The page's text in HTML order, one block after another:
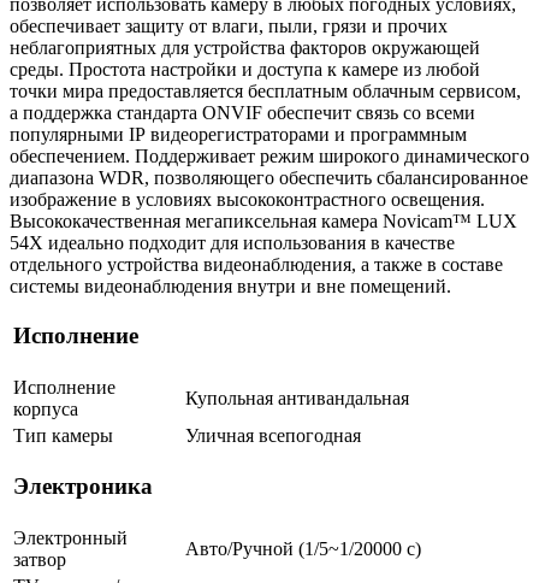
обеспечивает защиту от влаги, пыли, грязи и прочих
неблагоприятных для устройства факторов окружающей
среды. Простота настройки и доступа к камере из любой
точки мира предоставляется бесплатным облачным сервисом,
а поддержка стандарта ONVIF обеспечит связь со всеми
популярными IР видеорегистраторами и программным
обеспечением. Поддерживает режим широкого динамического
диапазона WDR, позволяющего обеспечить сбалансированное
изображение в условиях высококонтрастного освещения.
Высококачественная мегапиксельная камера Novicam™ LUX
54Х идеально подходит для использования в качестве
отдельного устройства видеонаблюдения, а также в составе
системы видеонаблюдения внутри и вне помещений.
Исполнение
Исполнение
корпуса
Купольная антивандальная
Тип камеры
Уличная всепогодная
Электроника
Электронный
затвор
Авто/Ручной (1/5~1/20000 c)